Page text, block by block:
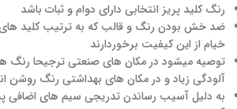
رنگ کلید پریز انتخابی دارای دوام و ثبات باشد
ضد خش بودن رنگ و قالب که به ترتیب کلید های
خیام از این کیفیت برخوردارند
توصیه میشود در مکان های صنعتی ترجیحا رنگ
آلودگی زیاد و در مکان های بهداشتی رنگ روشن
به دلیل آسیب رساندن تدریجی سیم های اضافی